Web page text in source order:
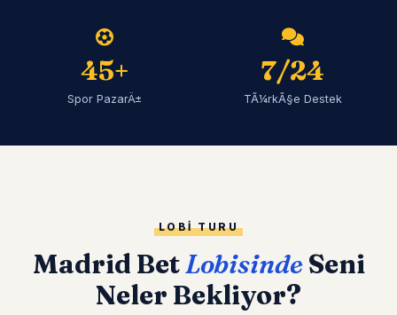
45+
Spor PazarÄ±
7/24
TÃ¼rkÃ§e Destek
LOBI TURU
Madrid BetLobisindeSeni
Neler Bekliyor?